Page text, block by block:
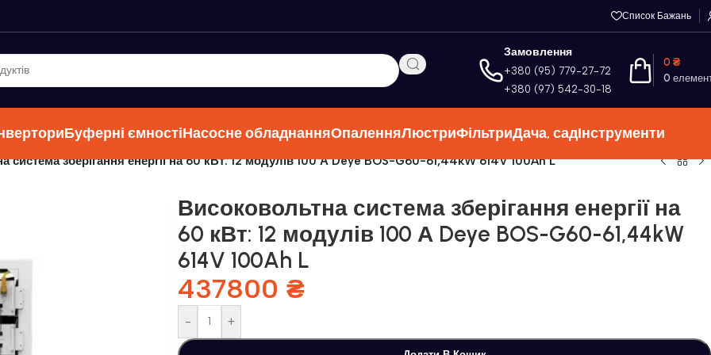
Список Бажань
Замовлення
+380 (95) 779-27-72
+380 (97) 542-30-18
0
0 ₴
Буферні ємностіНасосне обладнанняОпаленняЛюстриФільтриДача, садІнструменти
система зберігання енергії на 60 кВт: 12 модулів 100 А Deye BOS-G60-61,44kW 614V 100Ah L
Високовольтна система зберігання енергії на
60 кВт: 12 модулів 100 А Deye BOS-G60-61,44kW
614V 100Ah L
437800 ₴
- +